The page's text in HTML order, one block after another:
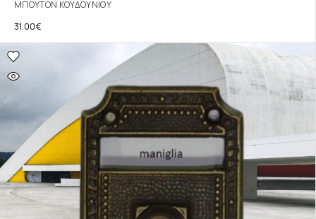
ΜΠΟΥΤΟΝ ΚΟΥΔΟΥΝΙΟΥ
31.00€